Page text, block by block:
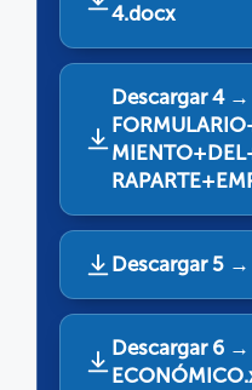
4.docx
Descargar 4
Descargar 5
Descargar 6 →